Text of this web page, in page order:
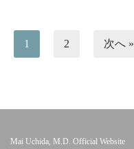
1 2 次へ »
Mai Uchida, M.D. Official Website